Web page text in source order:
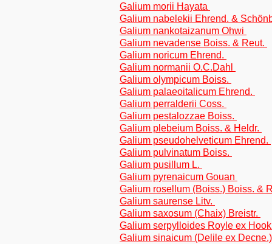
Galium morii Hayata
Galium nabelekii Ehrend. &
Galium nankotaizanum Ohwi
Galium nevadense Boiss. & Reut.
Galium noricum Ehrend.
Galium normanii O.C.Dahl
Galium olympicum Boiss.
Galium palaeoitalicum Ehrend.
Galium perralderii Coss.
Galium pestalozzae Boiss.
Galium plebeium Boiss. & Heldr.
Galium pseudohelveticum Ehrend.
Galium pulvinatum Boiss.
Galium pusillum L.
Galium pyrenaicum Gouan
Galium rosellum (Boiss.) Boiss. &
Galium saurense Litv.
Galium saxosum (Chaix) Breistr.
Galium serpylloides Royle ex
Galium sinaicum (Delile ex